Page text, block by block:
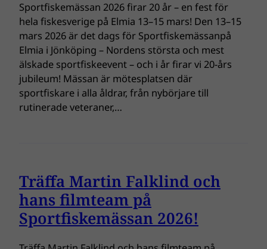
Sportfiskemässan 2026 firar 20 år – en fest för
hela fiskesverige på Elmia 13–15 mars! Den 13–15
mars 2026 är det dags för Sportfiskemässanpå
Elmia i Jönköping – Nordens största och mest
älskade sportfiskeevent – och i år firar vi 20-års
jubileum! Mässan är mötesplatsen där
sportfiskare i alla åldrar, från nybörjare till
rutinerade veteraner,…
Träffa Martin Falklind och
hans filmteam på
Sportfiskemässan 2026!